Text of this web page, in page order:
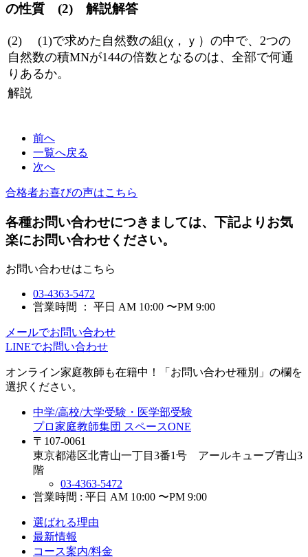
の性質 (2) 解説解答
(2) (1)で求めた自然数の組(χ，ｙ）の中で、2つの
自然数の積MNが144の倍数となるのは、全部で何通
りあるか。
解説
前へ
一覧へ戻る
次へ
合格者お喜びの声はこちら
各種お問い合わせにつきましては、下記よりお気
楽にお問い合わせください。
お問い合わせはこちら
03-4363-5472
営業時間 ： 平日 AM 10:00 〜PM 9:00
メールでお問い合わせ
LINEでお問い合わせ
オンライン家庭教師 も在籍中！「お問い合わせ種別」の欄を
選択ください。
中学/高校/大学受験・医学部受験
プロ家庭教師集団 スペースONE
〒107-0061
東京都港区北青山一丁目3番1号 アールキューブ青山3
階
03-4363-5472
営業時間 : 平日 AM 10:00 〜PM 9:00
選ばれる理由
最新情報
コース案内/料金